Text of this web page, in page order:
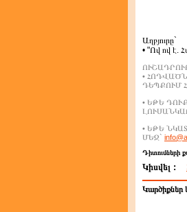
Աղբյուրը`
• "Ով ով է.
•
ԴԵՊՔՈՒՄ
• ԵԹԵ
• ԵԹԵ
ՄԵԶ`
Դիտումների
Կիսվել :
Կարծիքներ